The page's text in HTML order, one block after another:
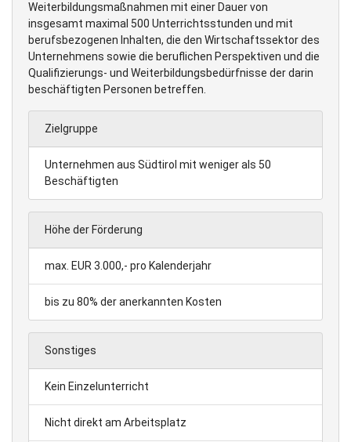
Weiterbildungsmaßnahmen mit einer Dauer von
insgesamt maximal 500 Unterrichtsstunden und mit
berufsbezogenen Inhalten, die den Wirtschaftssektor des
Unternehmens sowie die beruflichen Perspektiven und die
Qualifizierungs- und Weiterbildungsbedürfnisse der darin
beschäftigten Personen betreffen.
Zielgruppe
Unternehmen aus Südtirol mit weniger als 50
Beschäftigten
Höhe der Förderung
max. EUR 3.000,- pro Kalenderjahr
bis zu 80% der anerkannten Kosten
Sonstiges
Kein Einzelunterricht
Nicht direkt am Arbeitsplatz